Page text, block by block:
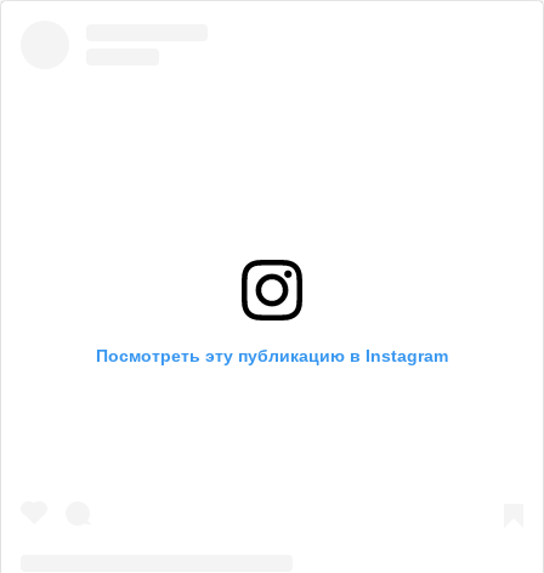
Посмотреть эту публикацию в Instagram